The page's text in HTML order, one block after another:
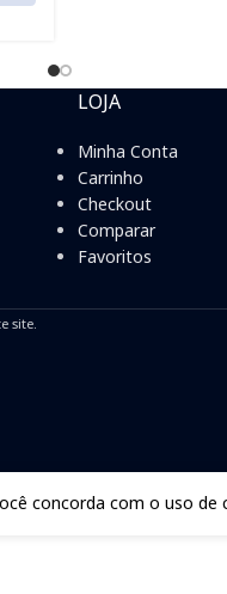
LOJA
Minha Conta
Carrinho
Checkout
Comparar
Favoritos
site.
concorda com o uso de